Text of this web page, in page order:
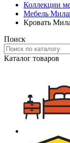
Коллекции
Мебель
Кровать
Поиск
Каталог товаров